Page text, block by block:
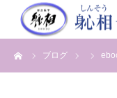
ブログ
初めての方へ